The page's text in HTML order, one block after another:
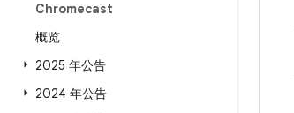
Chromecast
概览
2025 年公告
2024 年公告